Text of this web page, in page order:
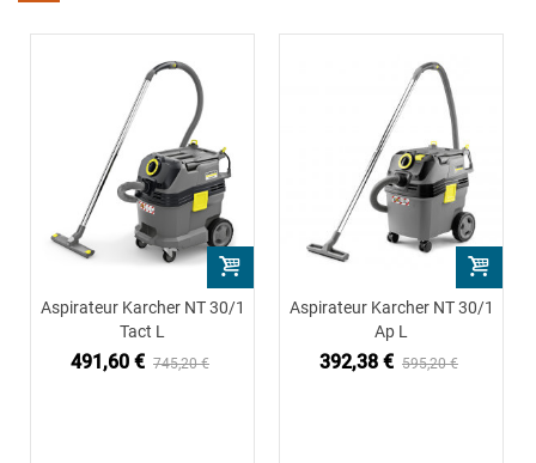
Aspirateur Karcher NT 30/1
Tact L
491,60 € 745,20 €
Aspirateur Karcher NT 30/1
Ap L
392,38 € 595,20 €